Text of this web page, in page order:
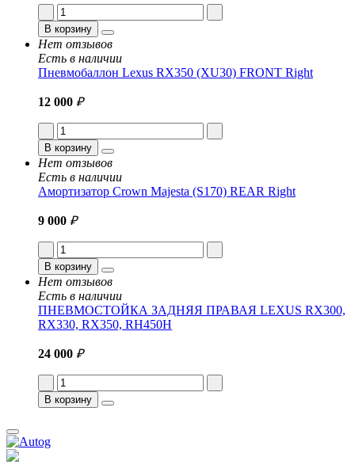
В корзину
Нет отзывов
Есть в наличии
Пневмобаллон Lexus RX350 (XU30) FRONT Right
12 000 ₽
В корзину
Нет отзывов
Есть в наличии
Амортизатор Crown Majesta (S170) REAR Right
9 000 ₽
В корзину
Нет отзывов
Есть в наличии
ПНЕВМОСТОЙКА ЗАДНЯЯ ПРАВАЯ LEXUS RX300,
RX330, RX350, RH450H
24 000 ₽
В корзину